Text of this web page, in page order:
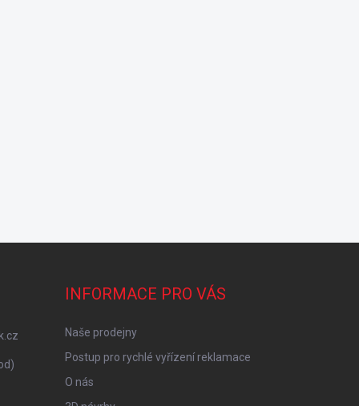
INFORMACE PRO VÁS
Naše prodejny
Postup pro rychlé vyřízení reklamace
O nás